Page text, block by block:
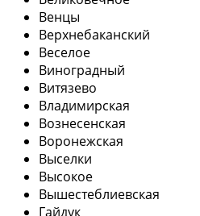
Венцы
Верхнебаканский
Веселое
Виноградный
Витязево
Владимирская
Вознесенская
Воронежская
Выселки
Высокое
Вышестеблиевская
Гайдук